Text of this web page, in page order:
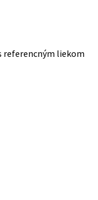
referencným liekom